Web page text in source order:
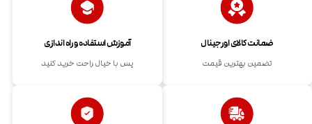
ضمانت کالای اورجینال
تضمین بهترین قیمت
آموزش استفاده و راه اندازی
پس با خیال راحت خرید کنید